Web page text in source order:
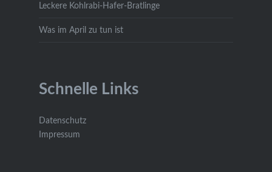
Leckere Kohlrabi-Hafer-Bratlinge
Was im April zu tun ist
Schnelle Links
Datenschutz
Impressum